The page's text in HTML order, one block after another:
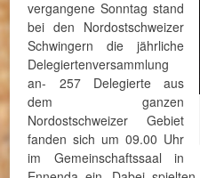
vergangene Sonntag stand
bei den Nordostschweizer
Schwingern die jährliche
Delegiertenversammlung
an- 257 Delegierte aus
dem ganzen
Nordostschweizer Gebiet
fanden sich um 09.00 Uhr
im Gemeinschaftssaal in